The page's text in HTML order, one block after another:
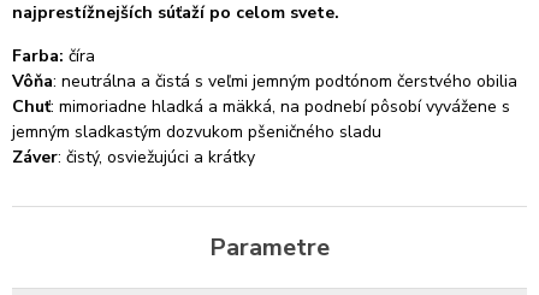
najprestížnejších súťaží po celom svete.
Farba: číra
Vôňa: neutrálna a čistá s veľmi jemným podtónom čerstvého obilia
Chuť: mimoriadne hladká a mäkká, na podnebí pôsobí vyvážene s
jemným sladkastým dozvukom pšeničného sladu
Záver: čistý, osviežujúci a krátky
Parametre